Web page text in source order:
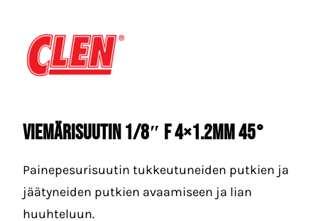
Viemärisuutin 1/8″ F 4×1.2mm 45°
Painepesurisuutin tukkeutuneiden putkien ja
jäätyneiden putkien avaamiseen ja lian
huuhteluun.